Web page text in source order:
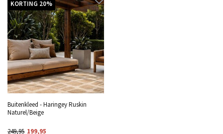
KORTING 20%
Buitenkleed - Haringey Ruskin
Naturel/Beige
249,95 199,95